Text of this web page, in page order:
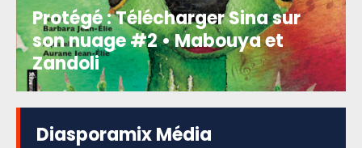
Protégé : Télécharger Sina sur
son nuage #2 • Mabouya et
Zandoli
Diasporamix Média